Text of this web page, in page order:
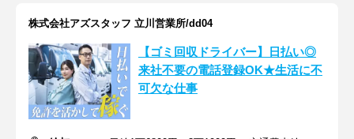
株式会社アズスタッフ 立川営業所/dd04
【ゴミ回収ドライバー】日払い◎
来社不要の電話登録OK★生活に不
可欠な仕事